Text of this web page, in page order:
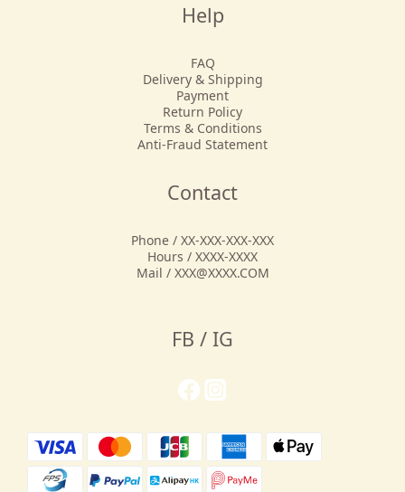
Help
FAQ
Delivery & Shipping
Payment
Return Policy
Terms & Conditions
Anti-Fraud Statement
Contact
Phone / XX-XXX-XXX-XXX
Hours / XXXX-XXXX
Mail / XXX@XXXX.COM
FB / IG